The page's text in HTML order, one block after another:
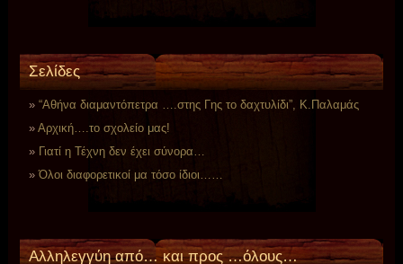
Σελίδες
“Αθήνα διαμαντόπετρα ….στης Γης το δαχτυλίδι”, Κ.Παλαμάς
Αρχική….το σχολείο μας!
Γιατί η Τέχνη δεν έχει σύνορα…
Όλοι διαφορετικοί μα τόσο ίδιοι……
Aλληλεγγύη από… και προς …όλους…